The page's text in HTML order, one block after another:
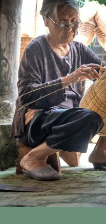
Alltag, aber ihre Gefahr
wie die Anopheles-
Andere übertragen
Enzephalitis oder das
die manchmal tödlich
Behandlung erfolgt.
allem bei
Regenzeit und in
Wäldern wie
zahlreicher Parasiten
beeinträchtigen
empfohlen, dass Sie :